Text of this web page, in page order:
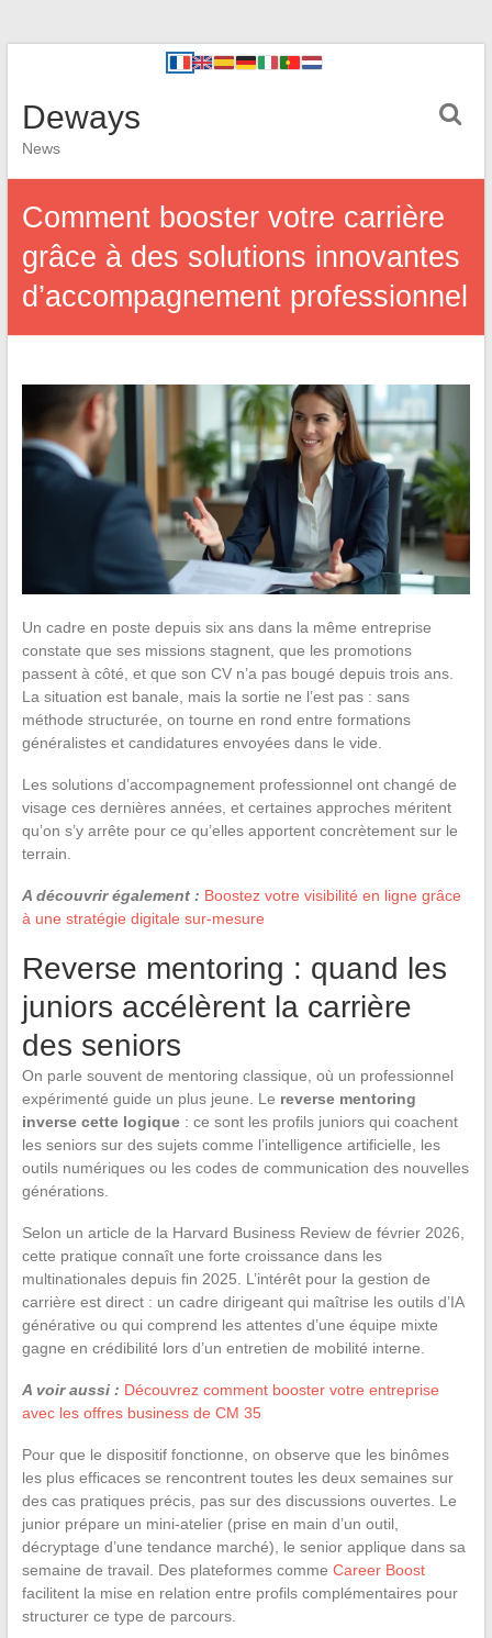
Deways
News
Comment booster votre carrière
grâce à des solutions innovantes
d’accompagnement professionnel
Un cadre en poste depuis six ans dans la même entreprise
constate que ses missions stagnent, que les promotions
passent à côté, et que son CV n’a pas bougé depuis trois ans.
La situation est banale, mais la sortie ne l’est pas : sans
méthode structurée, on tourne en rond entre formations
généralistes et candidatures envoyées dans le vide.
Les solutions d’accompagnement professionnel ont changé de
visage ces dernières années, et certaines approches méritent
qu’on s’y arrête pour ce qu’elles apportent concrètement sur le
terrain.
A découvrir également : Boostez votre visibilité en ligne grâce
à une stratégie digitale sur-mesure
Reverse mentoring : quand les
juniors accélèrent la carrière
des seniors
On parle souvent de mentoring classique, où un professionnel
expérimenté guide un plus jeune. Le reverse mentoring
inverse cette logique: ce sont les profils juniors qui coachent
les seniors sur des sujets comme l’intelligence artificielle, les
outils numériques ou les codes de communication des nouvelles
générations.
Selon un article de la Harvard Business Review de février 2026,
cette pratique connaît une forte croissance dans les
multinationales depuis fin 2025. L’intérêt pour la gestion de
carrière est direct : un cadre dirigeant qui maîtrise les outils d’IA
générative ou qui comprend les attentes d’une équipe mixte
gagne en crédibilité lors d’un entretien de mobilité interne.
A voir aussi : Découvrez comment booster votre entreprise
avec les offres business de CM 35
Pour que le dispositif fonctionne, on observe que les binômes
les plus efficaces se rencontrent toutes les deux semaines sur
des cas pratiques précis, pas sur des discussions ouvertes. Le
junior prépare un mini-atelier (prise en main d’un outil,
décryptage d’une tendance marché), le senior applique dans sa
semaine de travail. Des plateformes comme Career Boost
facilitent la mise en relation entre profils complémentaires pour
structurer ce type de parcours.